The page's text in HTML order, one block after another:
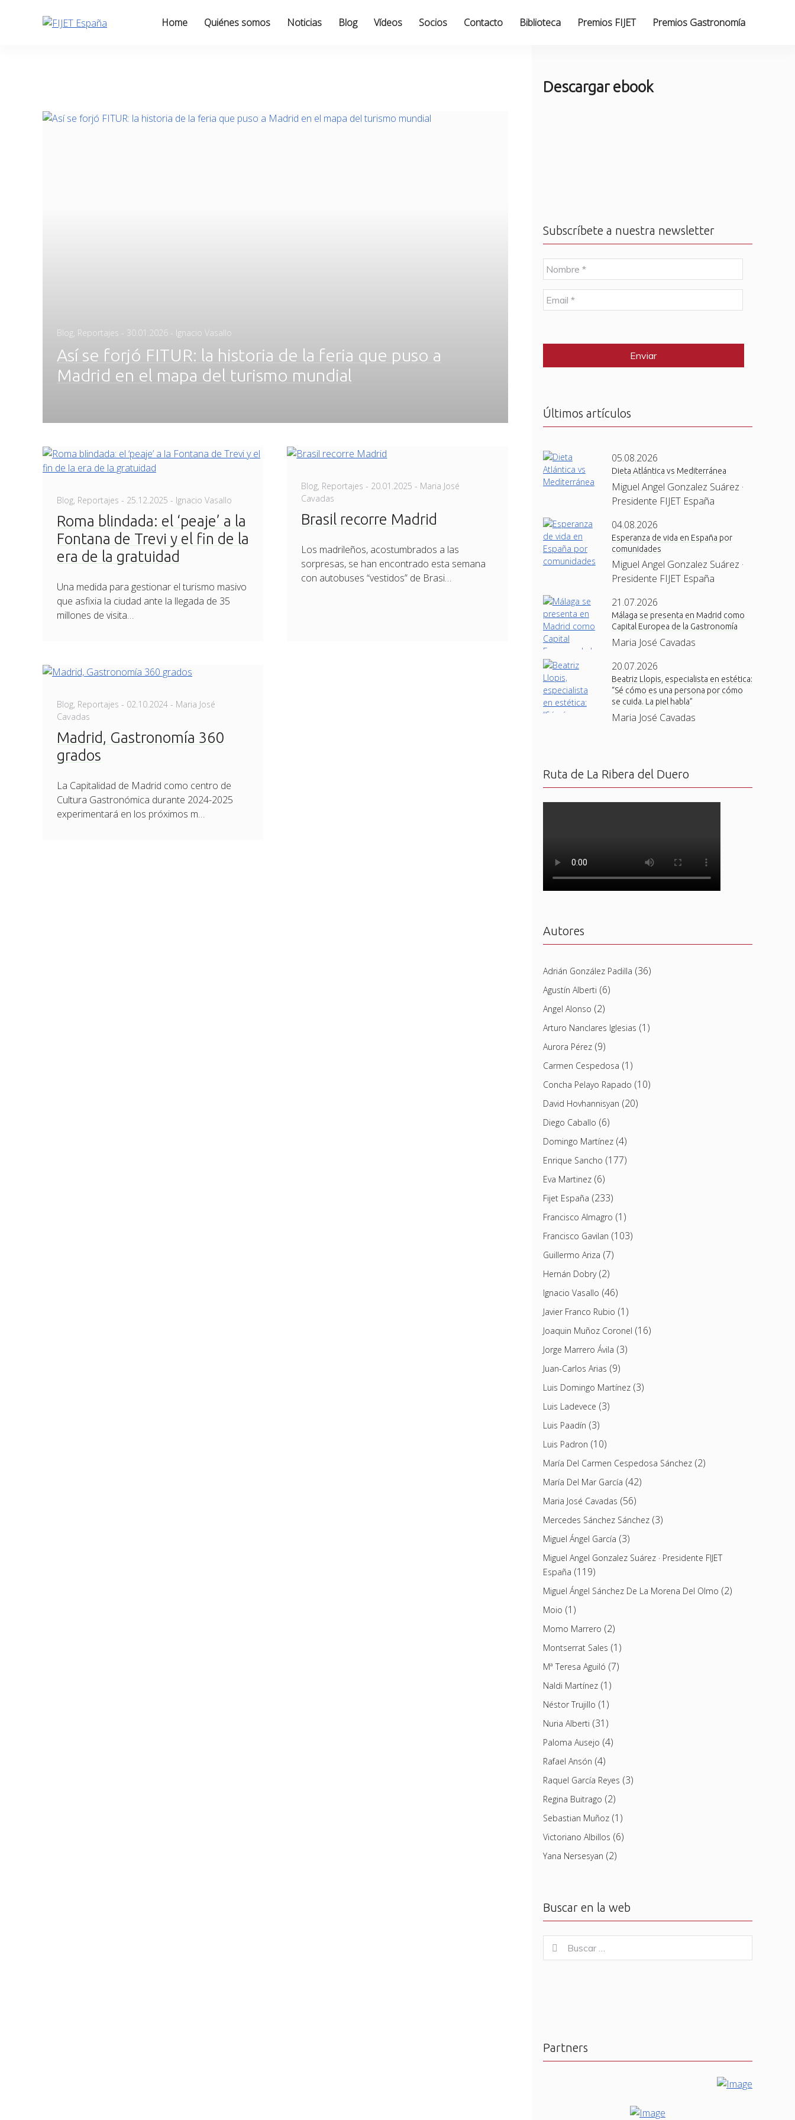
Home Quiénes somos Noticias Blog Vídeos Socios Contacto Biblioteca Premios FIJET Premios Gastronomía
Blog, Reportajes - Posted
30.01.2026 - Ignacio Vasallo
Así se forjó FITUR: la historia de la feria que puso a
Madrid en el mapa del turismo mundial
Blog, Reportajes - Posted
on
25.12.2025 - Ignacio Vasallo
Roma blindada: el ‘peaje’ a la
Fontana de Trevi y el fin de la
era de la gratuidad
Una medida para gestionar el turismo masivo
que asfixia la ciudad ante la llegada de 35
millones de visita…
Blog, Reportajes - Posted
20.01.2025 - Maria José
Cavadas
Brasil recorre Madrid
Los madrileños, acostumbrados a las
sorpresas, se han encontrado esta semana
con autobuses “vestidos” de Brasi…
Blog, Reportajes - Posted
02.10.2024 - Maria José
Cavadas
Madrid, Gastronomía 360
grados
La Capitalidad de Madrid como centro de
Cultura Gastronómica durante 2024-2025
experimentará en los próximos m…
Descargar ebook
Subscríbete a nuestra newsletter
N
o
m
b
r
E
m
l
Últimos artículos
05.08.2026
Dieta Atlántica vs Mediterránea
Miguel Angel Gonzalez Suárez ·
Presidente FIJET España
04.08.2026
Esperanza de vida en España por
comunidades
Miguel Angel Gonzalez Suárez ·
Presidente FIJET España
21.07.2026
Málaga se presenta en Madrid como
Capital Europea de la Gastronomía
Maria José Cavadas
20.07.2026
Beatriz Llopis, especialista en estética:
“Sé cómo es una persona por cómo
se cuida. La piel habla”
Maria José Cavadas
Ruta de La Ribera del Duero
Autores
Adrián González Padilla (36)
Agustín Alberti (6)
Angel Alonso (2)
Arturo Nanclares Iglesias (1)
Aurora Pérez(9)
Carmen Cespedosa (1)
Concha Pelayo Rapado (10)
David Hovhannisyan (20)
Diego Caballo (6)
Domingo Martínez(4)
Enrique Sancho (177)
Eva Martinez(6)
Fijet España (233)
Francisco Almagro (1)
Francisco Gavilan (103)
Guillermo Ariza (7)
Hernán Dobry(2)
Ignacio Vasallo (46)
Javier Franco Rubio (1)
Joaquin Muñoz Coronel (16)
Jorge Marrero Ávila (3)
Juan-Carlos Arias (9)
Luis Domingo Martínez(3)
Luis Ladevece (3)
Luis Paadín (3)
Luis Padron (10)
María Del Carmen Cespedosa Sánchez(2)
María Del Mar García (42)
Maria José Cavadas (56)
Mercedes Sánchez Sánchez(3)
Miguel Ángel García (3)
Miguel Angel Gonzalez Suárez · Presidente FIJET
España (119)
Miguel Ángel Sánchez De La Morena Del Olmo (2)
Moio (1)
Momo Marrero (2)
Montserrat Sales (1)
Mª Teresa Aguiló (7)
Naldi Martínez(1)
Néstor Trujillo (1)
Nuria Alberti (31)
Paloma Ausejo (4)
Rafael Ansón (4)
Raquel García Reyes (3)
Regina Buitrago (2)
Sebastian Muñoz(1)
Victoriano Albillos (6)
Yana Nersesyan (2)
Buscar en la web
for:
Buscar
Partners